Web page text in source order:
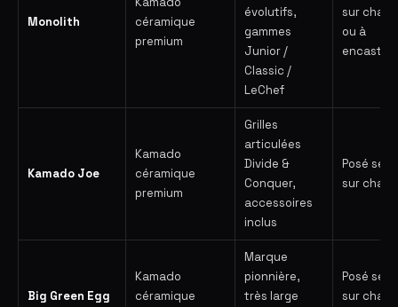
Monolith
céramique
premium
évolutifs,
gammes
Junior /
Classic /
LeChef
sur
ou à
encastrer
Kamado Joe
Kamado
céramique
premium
Grilles
articulées
Divide &
Conquer,
accessoires
inclus
Posé seul,
sur
Big Green Egg
Kamado
céramique
Marque
pionnière,
très large
Posé seul,
sur